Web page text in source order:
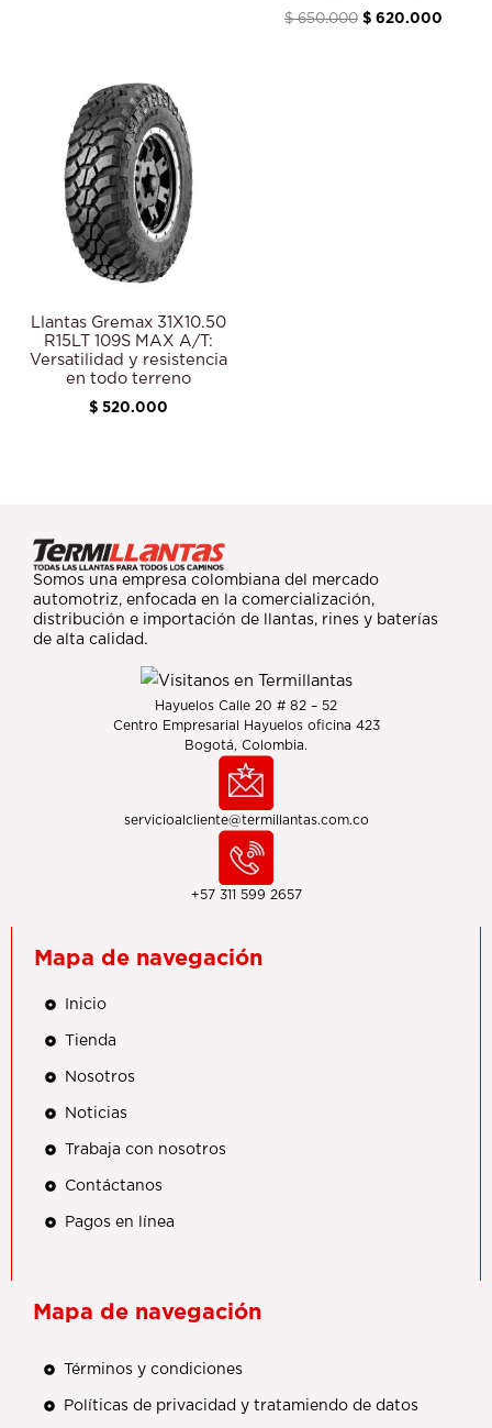
$650.000 $ 620.000
Llantas Gremax 31X10.50
R15LT 109S MAX A/T:
Versatilidad y resistencia
en todo terreno
$ 520.000
Somos una empresa colombiana del mercado
automotriz, enfocada en la comercialización,
distribución e importación de llantas, rines y baterías
de alta calidad.
Hayuelos Calle 20 # 82 – 52
Centro Empresarial Hayuelos oficina 423
Bogotá, Colombia.
servicioalcliente@termillantas.com.co
+57 311 599 2657
Mapa de navegación
Inicio
Tienda
Nosotros
Noticias
Trabaja con nosotros
Contáctanos
Pagos en línea
Mapa de navegación
Términos y condiciones
Políticas de privacidad y tratamiendo de datos